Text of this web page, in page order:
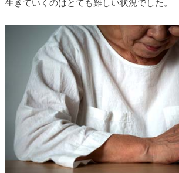
生きていくのはとても難しい状況でした。